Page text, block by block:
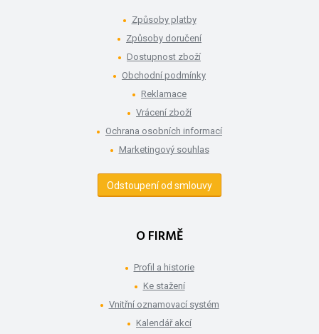
Způsoby platby
Způsoby doručení
Dostupnost zboží
Obchodní podmínky
Reklamace
Vrácení zboží
Ochrana osobních informací
Marketingový souhlas
Odstoupení od smlouvy
O FIRMĚ
Profil a historie
Ke stažení
Vnitřní oznamovací systém
Kalendář akcí